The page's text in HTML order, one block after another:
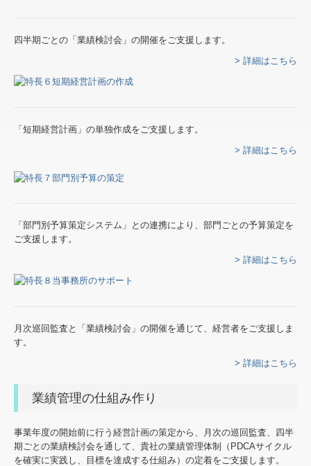
四半期ごとの「業績検討会」の開催をご支援します。
> 詳細はこちら
「短期経営計画」の単独作成をご支援します。
> 詳細はこちら
「部門別予算策定システム」との連携により、部門ごとの予算策定を
ご支援します。
> 詳細はこちら
月次巡回監査と「業績検討会」の開催を通じて、経営者をご支援しま
す。
> 詳細はこちら
業績管理の仕組み作り
事業年度の開始前に行う経営計画の策定から、月次の巡回監査、四半
期ごとの業績検討会を通して、貴社の業績管理体制（PDCAサイクル
を確実に実践し、目標を達成する仕組み）の定着をご支援します。